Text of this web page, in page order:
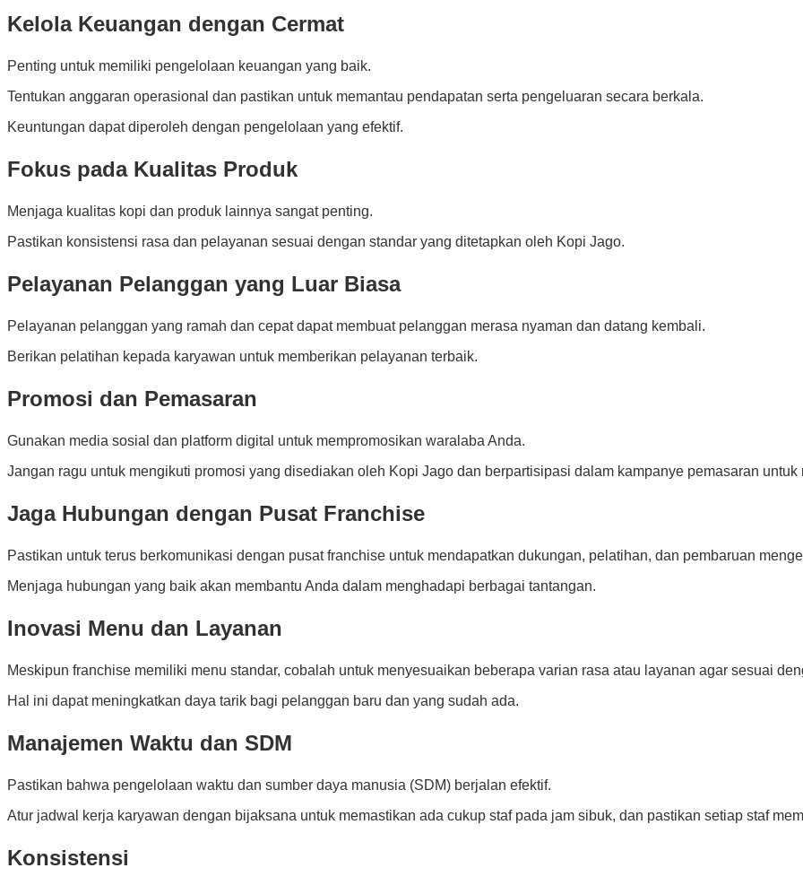
Kelola Keuangan dengan Cermat
Penting untuk memiliki pengelolaan keuangan yang baik.
Tentukan anggaran operasional dan pastikan untuk memantau pendapatan serta pengeluaran secara berkala.
Keuntungan dapat diperoleh dengan pengelolaan yang efektif.
Fokus pada Kualitas Produk
Menjaga kualitas kopi dan produk lainnya sangat penting.
Pastikan konsistensi rasa dan pelayanan sesuai dengan standar yang ditetapkan oleh Kopi Jago.
Pelayanan Pelanggan yang Luar Biasa
Pelayanan pelanggan yang ramah dan cepat dapat membuat pelanggan merasa nyaman dan datang kembali.
Berikan pelatihan kepada karyawan untuk memberikan pelayanan terbaik.
Promosi dan Pemasaran
Gunakan media sosial dan platform digital untuk mempromosikan waralaba Anda.
Jangan ragu untuk mengikuti promosi yang disediakan oleh Kopi Jago dan berpartisipasi dalam kampanye pemasaran untuk
Jaga Hubungan dengan Pusat Franchise
Pastikan untuk terus berkomunikasi dengan pusat franchise untuk mendapatkan dukungan, pelatihan, dan pembaruan
Menjaga hubungan yang baik akan membantu Anda dalam menghadapi berbagai tantangan.
Inovasi Menu dan Layanan
Meskipun franchise memiliki menu standar, cobalah untuk menyesuaikan beberapa varian rasa atau layanan agar sesuai
Hal ini dapat meningkatkan daya tarik bagi pelanggan baru dan yang sudah ada.
Manajemen Waktu dan SDM
Pastikan bahwa pengelolaan waktu dan sumber daya manusia (SDM) berjalan efektif.
Atur jadwal kerja karyawan dengan bijaksana untuk memastikan ada cukup staf pada jam sibuk, dan pastikan setiap staf
Konsistensi